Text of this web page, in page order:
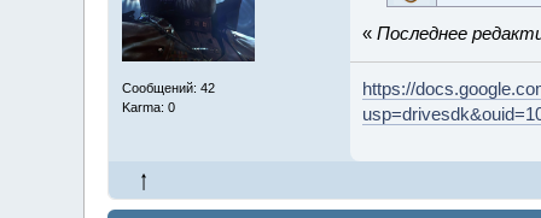
Сообщений: 42
Karma: 0
« Последнее
https://